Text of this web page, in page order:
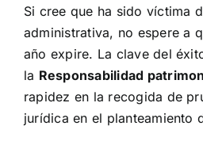
Si cree que ha sido víctima
administrativa, no espere a
año expire. La clave del
la Responsabilidad
rapidez en la recogida de
jurídica en el planteamiento